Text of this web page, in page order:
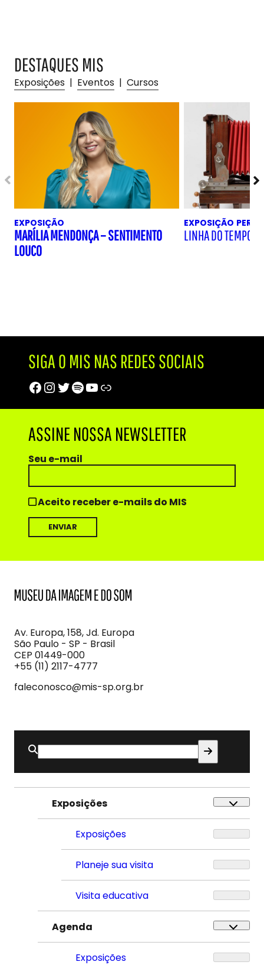
DESTAQUES MIS
Exposições | Eventos | Cursos
EXPOSIÇÃO
MARÍLIA MENDONÇA – SENTIMENTO
LOUCO
EXPOSIÇÃO
LINHA DO TEMPO
SIGA O MIS NAS REDES SOCIAIS
Facebook
Instagram
Twitter
Spotify
Youtube
Trip Advisor
ASSINE NOSSA NEWSLETTER
Seu e-mail
Aceito receber e-mails do MIS
Imagem
e
do
Som
Av. Europa, 158, Jd. Europa
São Paulo - SP - Brasil
CEP 01449-000
+55 (11) 2117-4777
faleconosco@mis-sp.org.br
Buscar
por:
Exposições
Exposições
Planeje sua visita
Visita educativa
Agenda
Exposições